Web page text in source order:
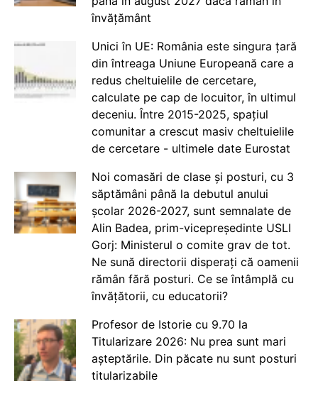
învățământ
Unici în UE: România este singura țară
din întreaga Uniune Europeană care a
redus cheltuielile de cercetare,
calculate pe cap de locuitor, în ultimul
deceniu. Între 2015-2025, spațiul
comunitar a crescut masiv cheltuielile
de cercetare - ultimele date Eurostat
Noi comasări de clase și posturi, cu 3
săptămâni până la debutul anului
școlar 2026-2027, sunt semnalate de
Alin Badea, prim-vicepreședinte USLI
Gorj: Ministerul o comite grav de tot.
Ne sună directorii disperați că oamenii
rămân fără posturi. Ce se întâmplă cu
învățătorii, cu educatorii?
Profesor de Istorie cu 9.70 la
Titularizare 2026: Nu prea sunt mari
așteptările. Din păcate nu sunt posturi
titularizabile